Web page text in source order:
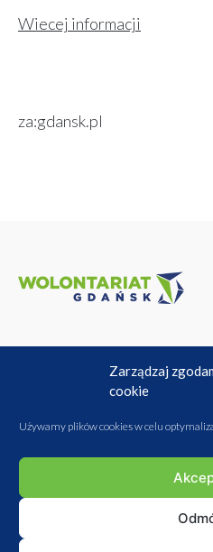
Zarządzaj
cookie
Używamy plików cookies w celu
Wiecej informacji
za:gdansk.pl